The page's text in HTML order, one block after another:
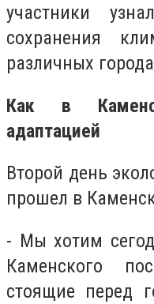
участники
сохранения
различных
Как в
адаптацией
Второй день
прошел в
- Мы хотим
Каменского
стоящие перед